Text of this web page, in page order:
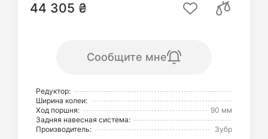
44 305 ₴
Сообщите мне
Редуктор:
Ширина колеи:
Ход поршня:
90 мм
Задняя навесная система:
Производитель:
Зубр